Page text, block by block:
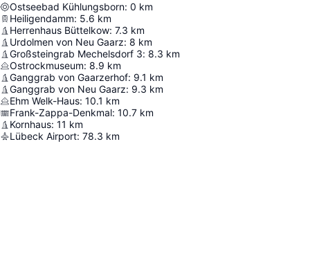
Ostseebad Kühlungsborn: 0 km
Heiligendamm: 5.6 km
Herrenhaus Büttelkow: 7.3 km
Urdolmen von Neu Gaarz: 8 km
Großsteingrab Mechelsdorf 3: 8.3 km
Ostrockmuseum: 8.9 km
Ganggrab von Gaarzerhof: 9.1 km
Ganggrab von Neu Gaarz: 9.3 km
Ehm Welk-Haus: 10.1 km
Frank-Zappa-Denkmal: 10.7 km
Kornhaus: 11 km
Lübeck Airport: 78.3 km